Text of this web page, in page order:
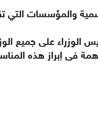
والمؤسسات
الوزراء على جميع
في إبراز هذه